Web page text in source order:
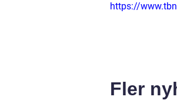
https://
Fler